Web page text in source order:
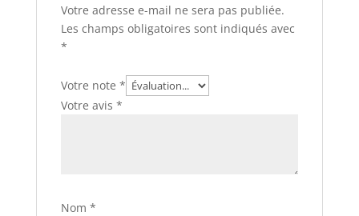
Votre adresse e-mail ne sera pas publiée.
Les champs obligatoires sont indiqués avec
*
Votre note *
Votre avis *
Nom *